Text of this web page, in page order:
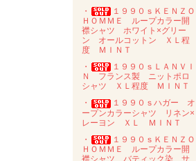
・
１９９０ｓＫＥＮＺＯ
ＨＯＭＭＥ ループカラー開
襟シャツ ホワイト×グリー
ン オールコットン ＸＬ程
度 ＭＩＮＴ
・
１９９０ｓＬＡＮＶＩ
Ｎ フランス製 ニットポロ
シャツ ＸＬ程度 ＭＩＮＴ
・
１９９０ｓハガー オ
ープンカラーシャツ リネン×
レーヨン ＸＬ ＭＩＮＴ
・
１９９０ｓＫＥＮＺＯ
ＨＯＭＭＥ ループカラー開
襟シャツ バティック染 サ